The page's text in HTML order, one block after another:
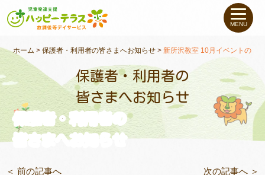
私たちについて
未就学のお子さま（０〜６才）
小学生〜高校生の お子さま
支援事例
MENU
ホーム >保護者・利用者の皆さまへお知らせ >新所沢教室 10月イベントのお
保護者・利用者の
皆さまへお知らせ
保護者・利用者の
皆さまへお知らせ
＜ 前の記事へ 次の記事へ ＞